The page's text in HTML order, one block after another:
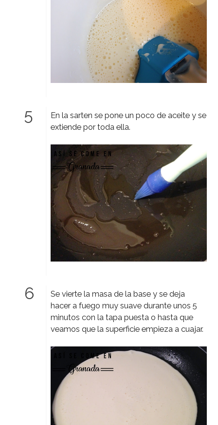
En la sarten se pone un poco de aceite y se
extiende por toda ella.
Se vierte la masa de la base y se deja
hacer a fuego muy suave durante unos 5
minutos con la tapa puesta o hasta que
veamos que la superficie empieza a cuajar.